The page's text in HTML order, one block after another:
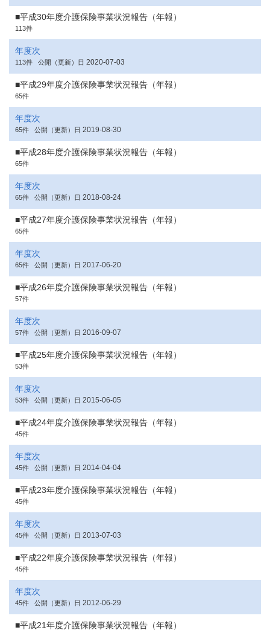
■平成30年度介護保険事業状況報告（年報）
113件
年度次
113件 公開（更新）日 2020-07-03
■平成29年度介護保険事業状況報告（年報）
65件
年度次
65件 公開（更新）日 2019-08-30
■平成28年度介護保険事業状況報告（年報）
65件
年度次
65件 公開（更新）日 2018-08-24
■平成27年度介護保険事業状況報告（年報）
65件
年度次
65件 公開（更新）日 2017-06-20
■平成26年度介護保険事業状況報告（年報）
57件
年度次
57件 公開（更新）日 2016-09-07
■平成25年度介護保険事業状況報告（年報）
53件
年度次
53件 公開（更新）日 2015-06-05
■平成24年度介護保険事業状況報告（年報）
45件
年度次
45件 公開（更新）日 2014-04-04
■平成23年度介護保険事業状況報告（年報）
45件
年度次
45件 公開（更新）日 2013-07-03
■平成22年度介護保険事業状況報告（年報）
45件
年度次
45件 公開（更新）日 2012-06-29
■平成21年度介護保険事業状況報告（年報）